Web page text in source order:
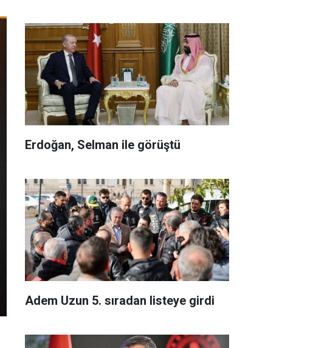
Erdoğan, Selman ile görüştü
Adem Uzun 5. sıradan listeye girdi